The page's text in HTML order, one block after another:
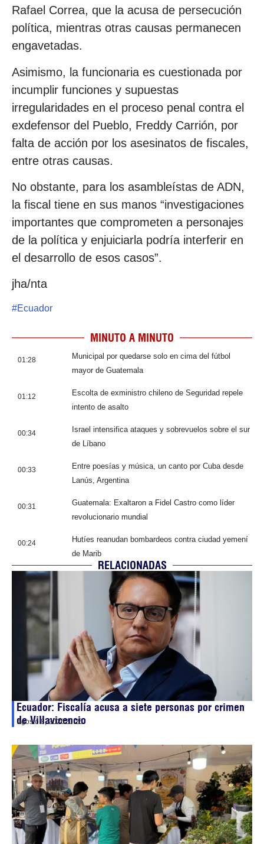
Rafael Correa, que la acusa de persecución
política, mientras otras causas permanecen
engavetadas.
Asimismo, la funcionaria es cuestionada por
incumplir funciones y supuestas
irregularidades en el proceso penal contra el
exdefensor del Pueblo, Freddy Carrión, por
falta de acción por los asesinatos de fiscales,
entre otras causas.
No obstante, para los asambleístas de ADN,
la fiscal tiene en sus manos “investigaciones
importantes que comprometen a personajes
de la política y enjuiciarla podría interferir en
el desarrollo de esos casos”.
jha/nta
#Ecuador
MINUTO A MINUTO
01:28
Municipal por quedarse solo en cima del fútbol
mayor de Guatemala
01:12
Escolta de exministro chileno de Seguridad repele
intento de asalto
00:34
Israel intensifica ataques y sobrevuelos sobre el sur
de Líbano
00:33
Entre poesías y música, un canto por Cuba desde
Lanús, Argentina
00:31
Guatemala: Exaltaron a Fidel Castro como líder
revolucionario mundial
00:24
Hutíes reanudan bombardeos contra ciudad yemení
de Marib
RELACIONADAS
Ecuador: Fiscalía acusa a siete personas por crimen
de Villavicencio
agosto 8, 202620:25